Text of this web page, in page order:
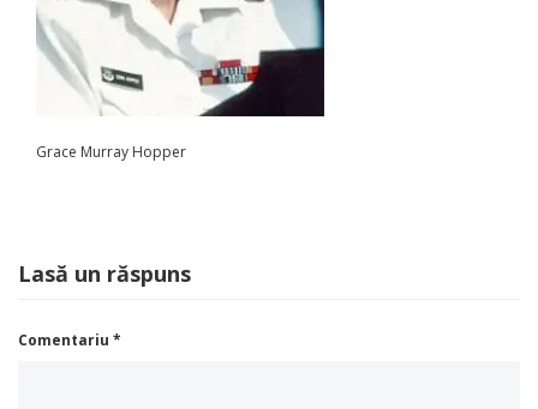
Grace Murray Hopper
Lasă un răspuns
Comentariu *